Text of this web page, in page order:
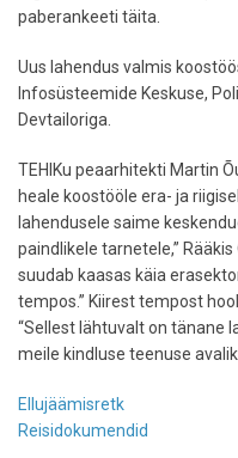
paberankeeti täita.
Uus lahendus valmis
Infosüsteemide Keskuse,
Devtailoriga.
TEHIKu peaarhitekti Martin
heale koostööle era- ja
lahendusele saime
paindlikele tarnetele,”
suudab kaasas käia
tempos.” Kiirest tempost
“Sellest lähtuvalt on tänane
meile kindluse teenuse
Ellujäämisretk
Reisidokumendid